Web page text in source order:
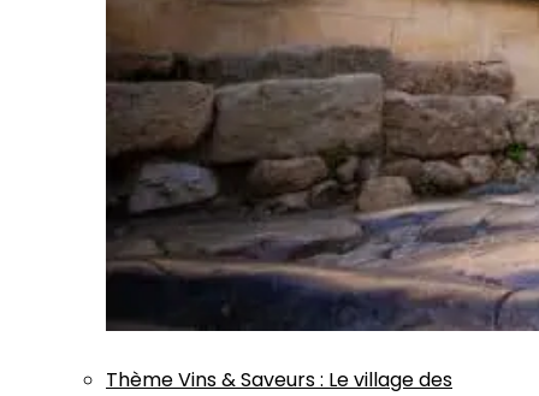
ThèmeVins & Saveurs: Le village des